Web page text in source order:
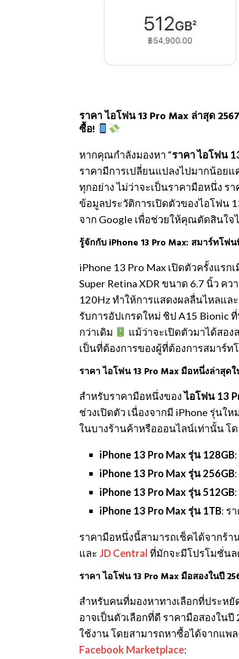
ราคา ไอโฟน 13 Pro Max ล่าสุด
ซื้อ!
หากคุณกำลังมองหา “ราคา ไอโฟน
ราคามีการเปลี่ยนแปลงไปมากน้อย
ทุกอย่าง ไม่ว่าจะเป็นราคามือหนึ่ง ร
ข้อมูลประวัติการเปิดตัวของไอโฟน
จาก Google เพื่อช่วยให้คุณตัดสินใจ
รู้จักกับ iPhone 13 Pro Max: สมาร์ทโฟ
iPhone 13 Pro Max เปิดตัวครั้งแร
Super Retina XDR ขนาด 6.7 นิ้ว ค
120Hz ทำให้การแสดงผลลื่นไหลแ
รับการอัปเกรดใหม่ ชิป A15 Bionic
กว่าเดิม
แม้ว่าจะเปิดตัวมาได้สอง
เป็นที่ต้องการของผู้ที่ต้องการสมาร์
ราคา ไอโฟน 13 Pro Max มือหนึ่งล่าสุดใ
สำหรับราคามือหนึ่งของไอโฟน 13
ช่วงเปิดตัว เนื่องจากมี iPhone รุ่นใ
ในบางร้านค้าหรือออนไลน์เท่านั้น โ
iPhone 13 Pro Max รุ่น 128GB
iPhone 13 Pro Max รุ่น 256GB
iPhone 13 Pro Max รุ่น 512GB
iPhone 13 Pro Max รุ่น 1TB: ร
ราคามือหนึ่งนี้สามารถเช็คได้จากร้
และ JD Central ที่มักจะมีโปรโมชั่นล
ราคา ไอโฟน 13 Pro Max มือสองในปี
สำหรับคนที่มองหาทางเลือกที่ประห
อาจเป็นตัวเลือกที่ดี ราคามือสองใน
ใช้งาน โดยสามารถหาซื้อได้จากแพ
Facebook Marketplace: